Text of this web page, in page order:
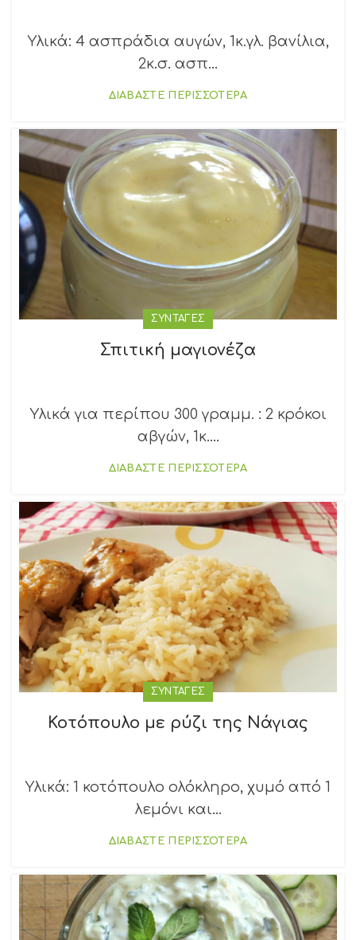
Υλικά: 4 ασπράδια αυγών, 1κ.γλ. βανίλια,
2κ.σ. ασπ...
ΔΙΑΒΑΣΤΕ ΠΕΡΙΣΣΟΤΕΡΑ
ΣΥΝΤΑΓΕΣ
Σπιτική μαγιονέζα
Υλικά για περίπου 300 γραμμ. : 2 κρόκοι
αβγών, 1κ....
ΔΙΑΒΑΣΤΕ ΠΕΡΙΣΣΟΤΕΡΑ
ΣΥΝΤΑΓΕΣ
Κοτόπουλο με ρύζι της Νάγιας
Υλικά: 1 κοτόπουλο ολόκληρο, χυμό από 1
λεμόνι και...
ΔΙΑΒΑΣΤΕ ΠΕΡΙΣΣΟΤΕΡΑ